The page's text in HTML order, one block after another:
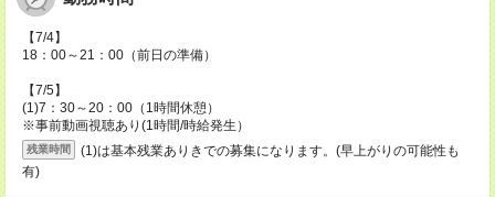
【7/4】
18：00～21：00（前日の準備）
【7/5】
(1)7：30～20：00（1時間休憩）
※事前動画視聴あり(1時間/時給発生）
残業時間
(1)は基本残業ありきでの募集になります。(早上がりの可能性も
有)